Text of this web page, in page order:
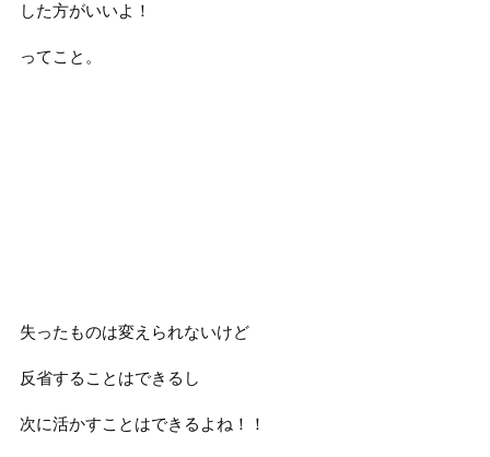
した方がいいよ！
ってこと。
失ったものは変えられないけど
反省することはできるし
次に活かすことはできるよね！！